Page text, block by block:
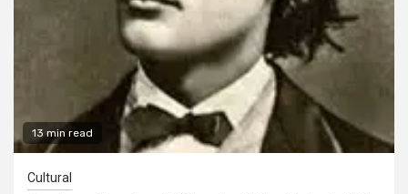
13 min read
Cultural